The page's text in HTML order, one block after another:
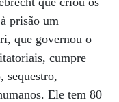
prisão um
que governou o
cumpre
sequestro,
Ele tem 80